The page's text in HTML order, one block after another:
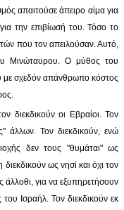
απαιτούσε άπειρο αίμα για
την επιβίωσή του. Τόσο το
που τον απειλούσαν. Αυτό,
Μινώταυρου. Ο μύθος του
με σχεδόν απάνθρωπο κόστος
διεκδικούν οι Εβραίοι. Τον
άλλων. Τον διεκδικούν, ενώ
δεν τους "θυμάται" ως
ως νησί και όχι τον
άλλοθι, για να εξυπηρετήσουν
Ισραήλ. Τον διεκδικούν εκ